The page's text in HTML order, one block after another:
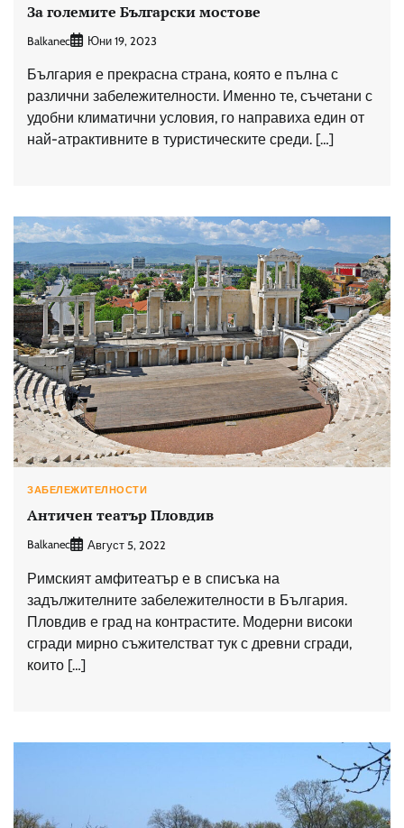
За големите Български мостове
Balkanec Юни 19, 2023
България е прекрасна страна, която е пълна с
различни забележителности. Именно те, съчетани с
удобни климатични условия, го направиха един от
най-атрактивните в туристическите среди. […]
ЗАБЕЛЕЖИТЕЛНОСТИ
Античен театър Пловдив
Balkanec Август 5, 2022
Римският амфитеатър е в списъка на
задължителните забележителности в България.
Пловдив е град на контрастите. Модерни високи
сгради мирно съжителстват тук с древни сгради,
които […]